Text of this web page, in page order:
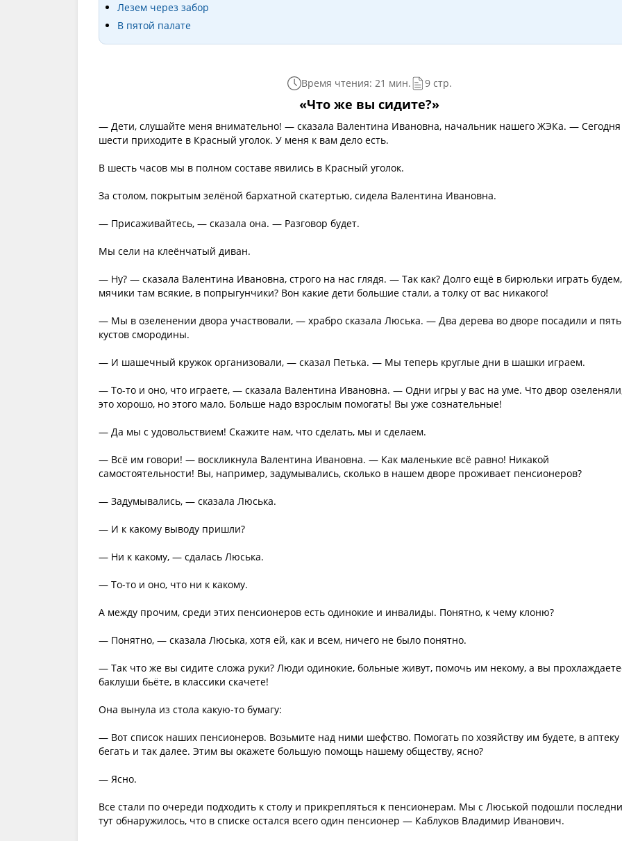
Лезем через забор
В пятой палате
Время чтения: 21 мин. 9 стр.
«Что же вы сидите?»
— Дети, слушайте меня внимательно! — сказала Валентина Ивановна, начальник нашего ЖЭКа. — Сегодня
шести приходите в Красный уголок. У меня к вам дело есть.
В шесть часов мы в полном составе явились в Красный уголок.
За столом, покрытым зелёной бархатной скатертью, сидела Валентина Ивановна.
— Присаживайтесь, — сказала она. — Разговор будет.
Мы сели на клеёнчатый диван.
— Ну? — сказала Валентина Ивановна, строго на нас глядя. — Так как? Долго ещё в бирюльки играть
мячики там всякие, в попрыгунчики? Вон какие дети большие стали, а толку от вас никакого!
— Мы в озеленении двора участвовали, — храбро сказала Люська. — Два дерева во дворе посадили и пять
кустов смородины.
— И шашечный кружок организовали, — сказал Петька. — Мы теперь круглые дни в шашки играем.
— То-то и оно, что играете, — сказала Валентина Ивановна. — Одни игры у вас на уме. Что двор
это хорошо, но этого мало. Больше надо взрослым помогать! Вы уже сознательные!
— Да мы с удовольствием! Скажите нам, что сделать, мы и сделаем.
— Всё им говори! — воскликнула Валентина Ивановна. — Как маленькие всё равно! Никакой
самостоятельности! Вы, например, задумывались, сколько в нашем дворе проживает пенсионеров?
— Задумывались, — сказала Люська.
— И к какому выводу пришли?
— Ни к какому, — сдалась Люська.
— То-то и оно, что ни к какому.
А между прочим, среди этих пенсионеров есть одинокие и инвалиды. Понятно, к чему клоню?
— Понятно, — сказала Люська, хотя ей, как и всем, ничего не было понятно.
— Так что же вы сидите сложа руки? Люди одинокие, больные живут, помочь им некому, а вы
баклуши бьёте, в классики скачете!
Она вынула из стола какую-то бумагу:
— Вот список наших пенсионеров. Возьмите над ними шефство. Помогать по хозяйству им будете, в аптеку
бегать и так далее. Этим вы окажете большую помощь нашему обществу, ясно?
— Ясно.
Все стали по очереди подходить к столу и прикрепляться к пенсионерам. Мы с Люськой подошли
тут обнаружилось, что в списке остался всего один пенсионер — Каблуков Владимир Иванович.